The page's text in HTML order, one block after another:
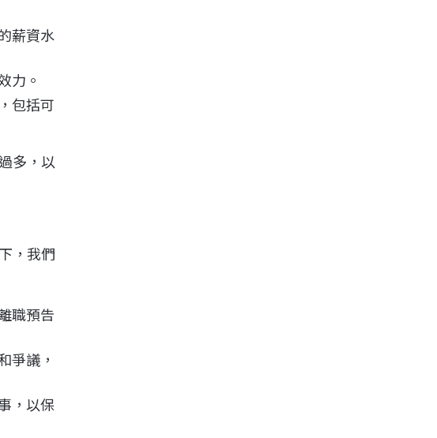
薪資水
力。
包括可
多，以
，我們
職預告
爭議，
，以保